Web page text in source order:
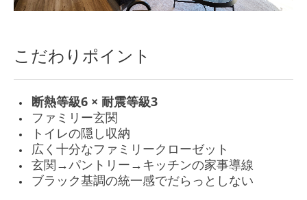
こだわりポイント
断熱等級6 × 耐震等級3
ファミリー玄関
トイレの隠し収納
広く十分なファミリークローゼット
玄関→パントリー→キッチンの家事導線
ブラック基調の統一感でだらっとしない